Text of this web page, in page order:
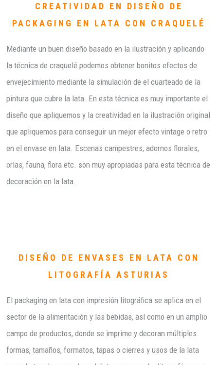
CREATIVIDAD EN DISEÑO DE
PACKAGING EN LATA CON CRAQUELÉ
Mediante un buen diseño basado en la ilustración y aplicando
la técnica de craquelé podemos obtener bonitos efectos de
envejecimiento mediante la simulación de el cuarteado de la
pintura que cubre la lata. En esta técnica es muy importante el
diseño que apliquemos y la creatividad en la ilustración original
que apliquemos para conseguir un mejor efecto vintage o retro
en el envase en lata. Escenas campestres, adornos florales,
orlas, fauna, flora etc. son muy apropiadas para esta técnica de
decoración en la lata.
DISEÑO DE ENVASES EN LATA CON
LITOGRAFÍA ASTURIAS
El packaging en lata con impresión litográfica se aplica en el
sector de la alimentación y las bebidas, así como en un amplio
campo de productos, donde se imprime y decoran múltiples
formas, tamaños, formatos, tapas o cierres y usos de la lata